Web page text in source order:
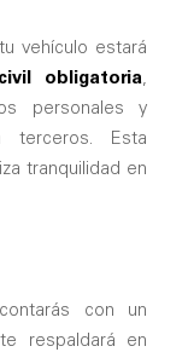
vehículo estará
obligatoria,
personales y
terceros. Esta
tranquilidad en
con un
respaldará en